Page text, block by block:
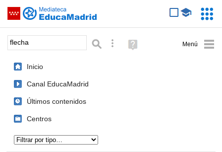
Saltar navegación
Palabra o frase: Búsqueda avanzada
Ayuda
(en
Inicio
Canal EducaMadrid
Últimos contenidos
Centros